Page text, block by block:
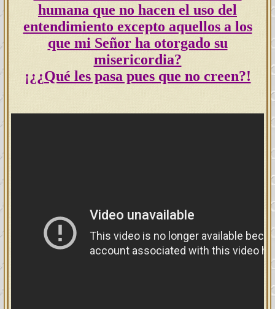
humana que no hacen el uso del
entendimiento excepto aquellos a los
que mi Señor ha otorgado su
misericordia?
¡¿¿Qué les pasa pues que no creen?!